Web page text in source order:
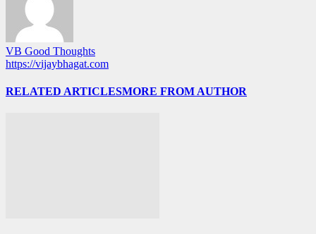
VB Good Thoughts
https://vijaybhagat.com
RELATED ARTICLESMORE FROM AUTHOR